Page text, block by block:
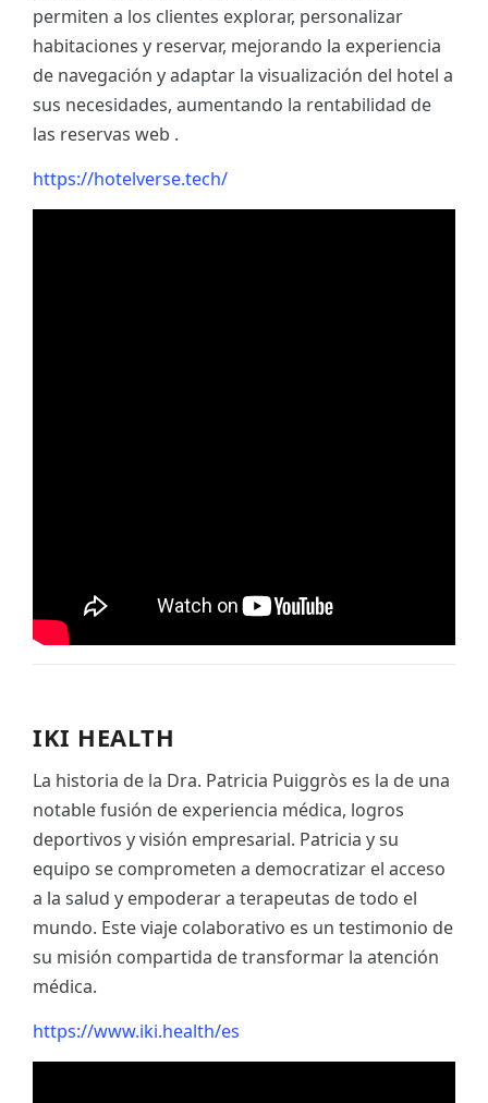
permiten a los clientes explorar, personalizar
habitaciones y reservar, mejorando la experiencia
de navegación y adaptar la visualización del hotel a
sus necesidades, aumentando la rentabilidad de
las reservas web .
https://hotelverse.tech/
IKI HEALTH
La historia de la Dra. Patricia Puiggròs es la de una
notable fusión de experiencia médica, logros
deportivos y visión empresarial. Patricia y su
equipo se comprometen a democratizar el acceso
a la salud y empoderar a terapeutas de todo el
mundo. Este viaje colaborativo es un testimonio de
su misión compartida de transformar la atención
médica.
https://www.iki.health/es